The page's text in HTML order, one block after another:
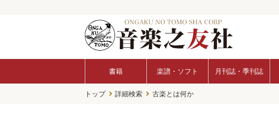
書籍 楽譜・ソフト 月刊誌・季刊誌
トップ 詳細検索 古楽とは何か